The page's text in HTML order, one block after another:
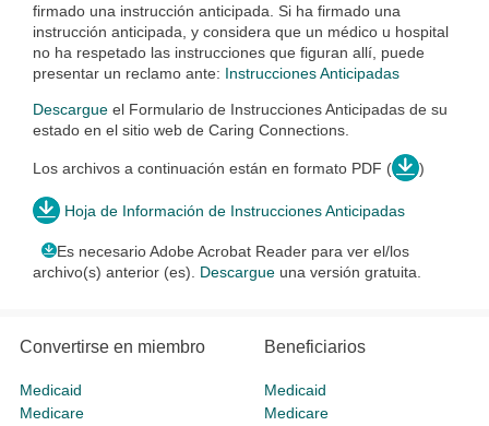
firmado una instrucción anticipada. Si ha firmado una
instrucción anticipada, y considera que un médico u hospital
no ha respetado las instrucciones que figuran allí, puede
presentar un reclamo ante: Instrucciones Anticipadas
Descargue el Formulario de Instrucciones Anticipadas de su
estado en el sitio web de Caring Connections.
Los archivos a continuación están en formato PDF ( )
Hoja de Información de Instrucciones Anticipadas
Es necesario Adobe Acrobat Reader para ver el/los
archivo(s) anterior (es). Descargue una versión gratuita.
Convertirse en miembro
Medicaid
Medicare
Beneficiarios
Medicaid
Medicare